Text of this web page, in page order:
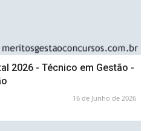
2026 - Técnico em Gestão -
16 de Junho de 2026